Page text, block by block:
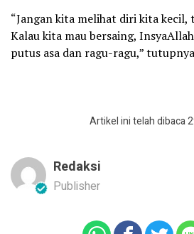
“Jangan kita melihat diri kita kecil,
Kalau kita mau bersaing,
putus asa dan ragu-ragu,”
Artikel ini telah dibaca
Redaksi
Publisher